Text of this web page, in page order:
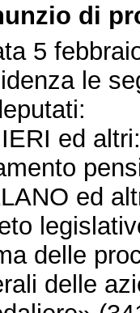
di
5
le
ed
ed
delle
delle